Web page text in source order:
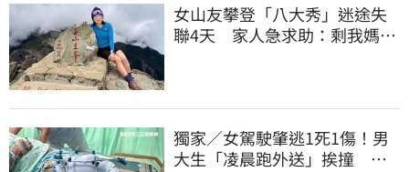
女山友攀登「八大秀」迷途失
聯4天 家人急求助：剩我媽還
獨家／女駕駛肇逃1死1傷！男
大生「凌晨跑外送」挨撞 媽